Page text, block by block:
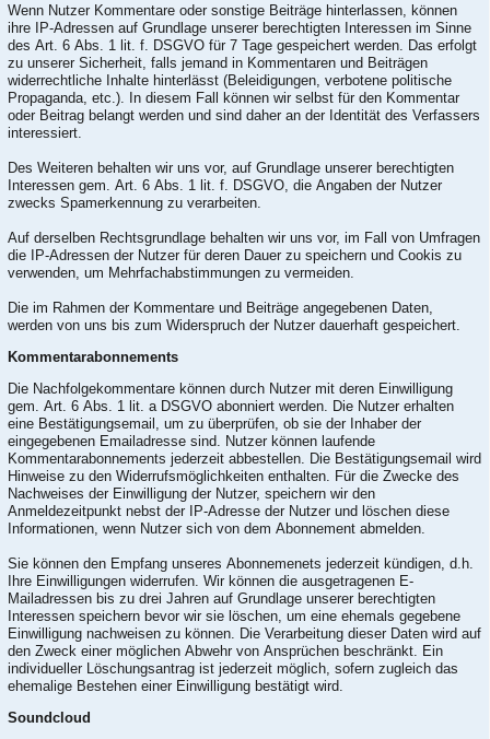
Wenn Nutzer Kommentare oder sonstige Beiträge hinterlassen, können
ihre IP-Adressen auf Grundlage unserer berechtigten Interessen im Sinne
des Art. 6 Abs. 1 lit. f. DSGVO für 7 Tage gespeichert werden. Das erfolgt
zu unserer Sicherheit, falls jemand in Kommentaren und Beiträgen
widerrechtliche Inhalte hinterlässt (Beleidigungen, verbotene politische
Propaganda, etc.). In diesem Fall können wir selbst für den Kommentar
oder Beitrag belangt werden und sind daher an der Identität des Verfassers
interessiert.
Des Weiteren behalten wir uns vor, auf Grundlage unserer berechtigten
Interessen gem. Art. 6 Abs. 1 lit. f. DSGVO, die Angaben der Nutzer
zwecks Spamerkennung zu verarbeiten.
Auf derselben Rechtsgrundlage behalten wir uns vor, im Fall von Umfragen
die IP-Adressen der Nutzer für deren Dauer zu speichern und Cookis zu
verwenden, um Mehrfachabstimmungen zu vermeiden.
Die im Rahmen der Kommentare und Beiträge angegebenen Daten,
werden von uns bis zum Widerspruch der Nutzer dauerhaft gespeichert.
Kommentarabonnements
Die Nachfolgekommentare können durch Nutzer mit deren Einwilligung
gem. Art. 6 Abs. 1 lit. a DSGVO abonniert werden. Die Nutzer erhalten
eine Bestätigungsemail, um zu überprüfen, ob sie der Inhaber der
eingegebenen Emailadresse sind. Nutzer können laufende
Kommentarabonnements jederzeit abbestellen. Die Bestätigungsemail wird
Hinweise zu den Widerrufsmöglichkeiten enthalten. Für die Zwecke des
Nachweises der Einwilligung der Nutzer, speichern wir den
Anmeldezeitpunkt nebst der IP-Adresse der Nutzer und löschen diese
Informationen, wenn Nutzer sich von dem Abonnement abmelden.
Sie können den Empfang unseres Abonnemenets jederzeit kündigen, d.h.
Ihre Einwilligungen widerrufen. Wir können die ausgetragenen E-
Mailadressen bis zu drei Jahren auf Grundlage unserer berechtigten
Interessen speichern bevor wir sie löschen, um eine ehemals gegebene
Einwilligung nachweisen zu können. Die Verarbeitung dieser Daten wird auf
den Zweck einer möglichen Abwehr von Ansprüchen beschränkt. Ein
individueller Löschungsantrag ist jederzeit möglich, sofern zugleich das
ehemalige Bestehen einer Einwilligung bestätigt wird.
Soundcloud